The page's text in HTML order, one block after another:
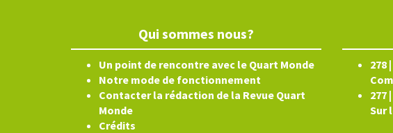
Qui sommes nous?
Un point de rencontre avec le Quart Monde
Notre mode de fonctionnement
Contacter la rédaction de la Revue Quart
Monde
Crédits
278
277
Sur